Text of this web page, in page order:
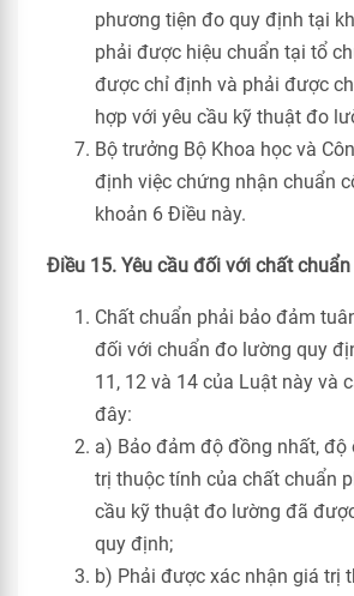
phương tiện đo quy định tại
phải được hiệu chuẩn tại tổ
được chỉ định và phải được
hợp với yêu cầu kỹ thuật đo
Bộ trưởng Bộ Khoa học và
định việc chứng nhận chuẩn
khoản 6 Điều này.
Điều 15. Yêu cầu đối với chất chuẩn
Chất chuẩn phải bảo đảm
đối với chuẩn đo lường quy
11, 12 và 14 của Luật này và
đây:
a) Bảo đảm độ đồng nhất, độ
trị thuộc tính của chất chuẩn
cầu kỹ thuật đo lường đã
quy định;
b) Phải được xác nhận giá trị